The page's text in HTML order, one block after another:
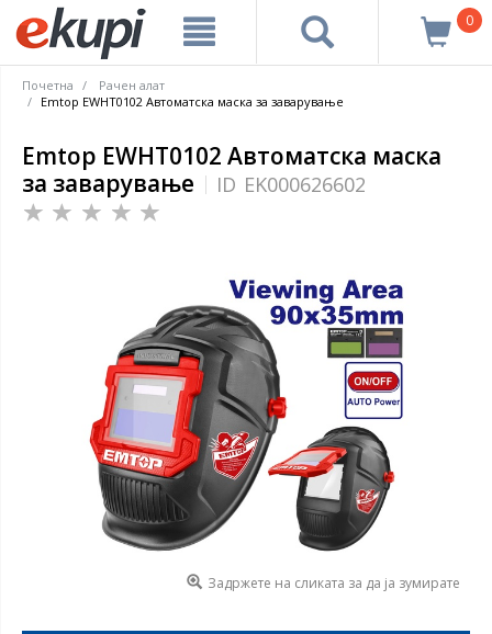
0
Почетна
Рачен алат
Emtop EWHT0102 Автоматска маска за заварување
Emtop EWHT0102 Автоматска маска
за заварување
ID EK000626602
Задржете на сликата за да ја зумирате